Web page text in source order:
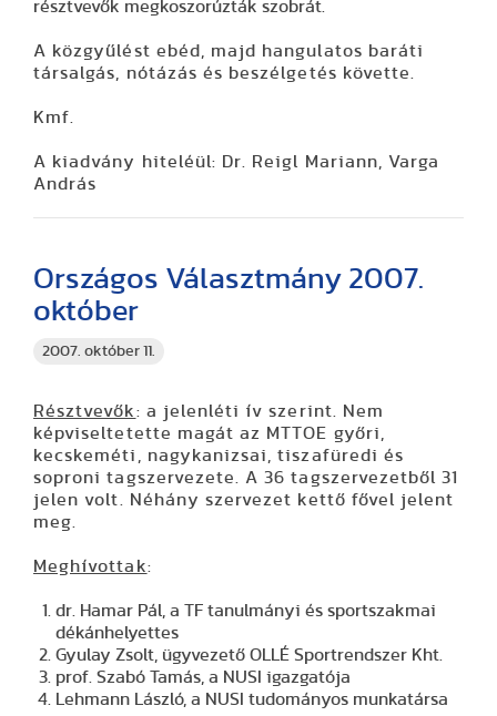
résztvevők megkoszorúzták szobrát.
A közgyűlést ebéd, majd hangulatos baráti
társalgás, nótázás és beszélgetés követte.
Kmf.
A kiadvány hiteléül: Dr. Reigl Mariann, Varga
András
2007. október 11.
Országos Választmány 2007.
október
Résztvevők: a jelenléti ív szerint. Nem
képviseltetette magát az MTTOE győri,
kecskeméti, nagykanizsai, tiszafüredi és
soproni tagszervezete. A 36 tagszervezetből 31
jelen volt. Néhány szervezet kettő fővel jelent
meg.
Meghívottak:
dr. Hamar Pál, a TF tanulmányi és sportszakmai
dékánhelyettes
Gyulay Zsolt, ügyvezető OLLÉ Sportrendszer Kht.
prof. Szabó Tamás, a NUSI igazgatója
Lehmann László, a NUSI tudományos munkatársa